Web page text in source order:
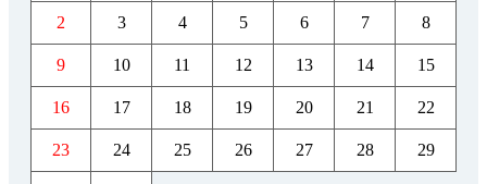
2 3 4 5 6 7 8
9 10 11 12 13 14 15
16 17 18 19 20 21 22
23 24 25 26 27 28 29